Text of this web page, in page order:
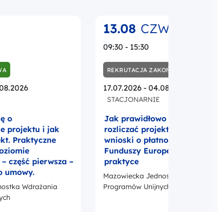
o
projektu i jak
Praktyczne
część pierwsza –
umowy.
Wdrażania
13.08 CZW.
09:30 - 15:30
REKRUTACJA ZAKOŃCZONA
17.07.2026 - 04.08.2026
STACJONARNIE
Jak prawidłowo realizować i
rozliczać projekt UE?
wnioski o płatność i
Funduszy Europejskich w
praktyce
Mazowiecka Jednostka Wdrażania
Programów Unijnych